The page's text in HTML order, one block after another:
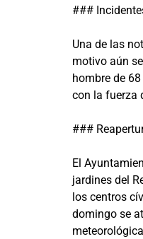
###
Una de las
motivo aún
hombre de
con la fuerza
###
El
jardines del
los centros
domingo se